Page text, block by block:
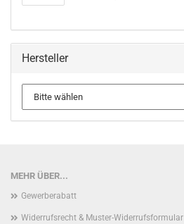
Hersteller
MEHR ÜBER...
Gewerberabatt
Widerrufsrecht & Muster-Widerrufsformular